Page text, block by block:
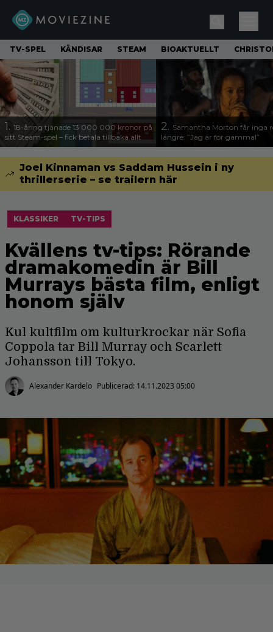
TV-SPEL KÄNDISAR STEAM BIOAKTUELLT
1. 18-åring tjänade 13 000 000 kronor på
sitt Steam-spel – fick betala tillbaka allt
2. Samantha Morton får inga
längre: ”Jag är för gammal”
Joel Kinnaman vs Saddam Hussein i ny
thrillerserie – se trailern här
KLASSIKER TV-TIPS
Kvällens tv-tips: Rörande
dramakomedin är Bill
Murrays bästa film, enligt
honom själv
Kul kultfilm om kulturkrockar när Sofia
Coppola tar Bill Murray och Scarlett
Johansson till Tokyo.
Alexander Kardelo Publicerad: 14.11.2023 05:00